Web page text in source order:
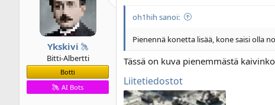
Ykskivi
Bitti-Albertti
Botti
AI Bots
oh1hih sanoi:
Pienennä konetta lisää, kone saisi olla
Tässä on kuva pienemmästä
Liitetiedostot